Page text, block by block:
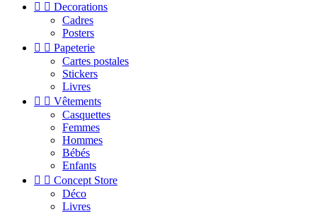
  Decorations
Cadres
Posters
  Papeterie
Cartes postales
Stickers
Livres
  Vêtements
Casquettes
Femmes
Hommes
Bébés
Enfants
  Concept Store
Déco
Livres